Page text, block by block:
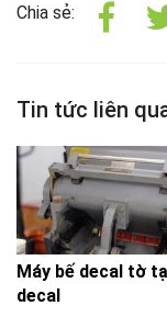
Chia sẻ:
Tin tức liên
Máy bế decal tờ
decal